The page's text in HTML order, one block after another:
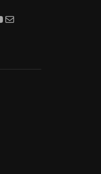
電子郵件